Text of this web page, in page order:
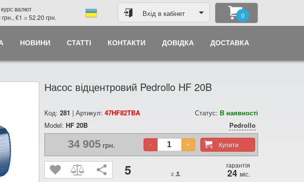
валют
€1 = 52.20 грн.
Вхід в кабінет 0
НОВИНИ СТАТТІ КОНТАКТИ ДОВІДКА ДОСТАВКА
Насос відцентровий Pedrollo HF 20B
Код:281 | Артикул:47HF82TBA Статус: В наявності
Model: HF 20B Pedrollo
34 905грн. Купити
- +
5 2
гарантія
24 міс.